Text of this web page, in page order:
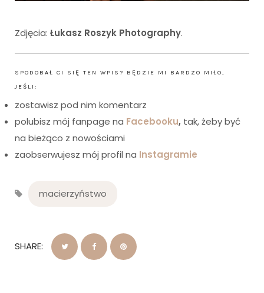
Zdjęcia: Łukasz Roszyk Photography.
SPODOBAŁ CI SIĘ TEN WPIS? BĘDZIE MI BARDZO MIŁO,
JEŚLI:
zostawisz pod nim komentarz
polubisz mój fanpage na Facebooku, tak, żeby być
na bieżąco z nowościami
zaobserwujesz mój profil na Instagramie
macierzyństwo
SHARE: